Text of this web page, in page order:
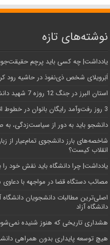
نوشته‌های تازه
یادداشت| ‌چه کسی باید پرچم
اَبَر‌ویلای شخص ذی‌نفوذ در حاشیه‌ رود
استان البرز در جنگ 12 روزه 7 شهید دانشجو تقدیم انقلاب کرد
3 روز رفت‌وآمد رایگان بانوان در خطوط اتوبوسرانی شهری کرج
دانشجو باید به دور از سیاست‌زدگی،
شاخصه‌های بارز دانشجوی تمام‌عیار از
انقلاب کیست؟
یادداشت| چرا دانشگاه باید نقش خود را
مصائب دستگاه قضا در مواجهه با
اصلی‌ترین مطالبات دانشجویان
دانشگاه آز‌اد
هشداری تاریخی که هنوز شنیده
هیچ توسعه پایداری بدون همراهی